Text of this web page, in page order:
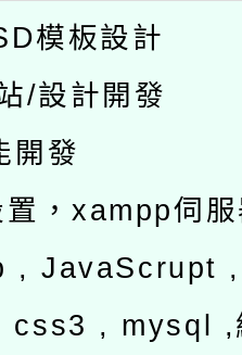
模板設計
/設計開發
開發
，xampp伺
, JavaScrupt
, mysql ,